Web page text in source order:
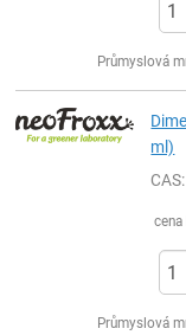
Průmyslová
ml)
cena
Průmyslová